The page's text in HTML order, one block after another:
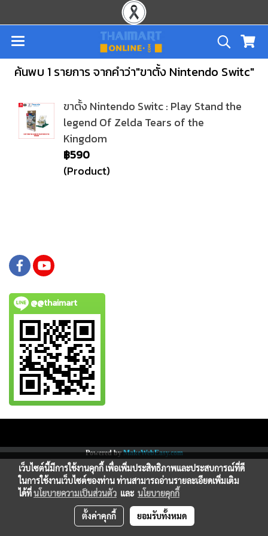
ค้นพบ 1 รายการ จากคำว่า"ขาตั้ง Nintendo Switc"
ขาตั้ง Nintendo Switc : Play Stand the
legend Of Zelda Tears of the
Kingdom
฿590
(Product)
@@thaimart
Powered byMakeWebEasy.com
เว็บไซต์นี้มีการใช้งานคุกกี้ เพื่อเพิ่มประสิทธิภาพและประสบการณ์ที่ดี
ในการใช้งานเว็บไซต์ของท่าน ท่านสามารถอ่านรายละเอียดเพิ่มเติม
ได้ที่นโยบายความเป็นส่วนตัว และ นโยบายคุกกี้
ตั้งค่าคุกกี้ ยอมรับทั้งหมด